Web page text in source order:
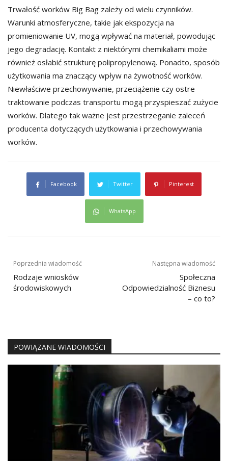
Trwałość worków Big Bag zależy od wielu czynników.
Warunki atmosferyczne, takie jak ekspozycja na
promieniowanie UV, mogą wpływać na materiał, powodując
jego degradację. Kontakt z niektórymi chemikaliami może
również osłabić strukturę polipropylenową. Ponadto, sposób
użytkowania ma znaczący wpływ na żywotność worków.
Niewłaściwe przechowywanie, przeciążenie czy ostre
traktowanie podczas transportu mogą przyspieszać zużycie
worków. Dlatego tak ważne jest przestrzeganie zaleceń
producenta dotyczących użytkowania i przechowywania
worków.
Facebook Twitter Pinterest
WhatsApp
Nawigacja
wpisu
Poprzednia wiadomość
Rodzaje wniosków
środowiskowych
Następna wiadomość
Społeczna
Odpowiedzialność Biznesu
– co to?
POWIĄZANE WIADOMOŚCI